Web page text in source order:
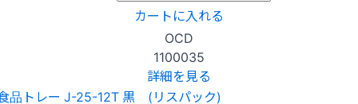
カートに入れる
OCD
1100035
詳細を見る